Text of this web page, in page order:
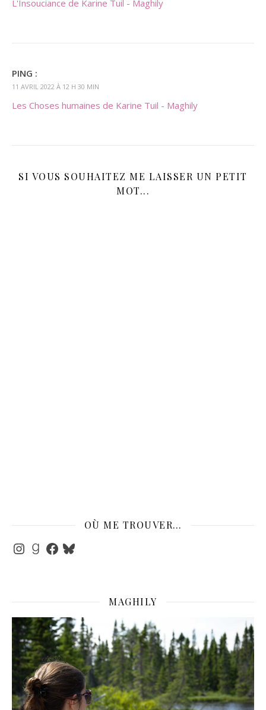
L'Insouciance de Karine Tuil - Maghily
PING :
11 AVRIL 2022 À 12 H 30 MIN
Les Choses humaines de Karine Tuil - Maghily
SI VOUS SOUHAITEZ ME LAISSER UN PETIT
MOT...
OÙ ME TROUVER…
Instagram
Goodreads
Facebook
Bluesky
MAGHILY